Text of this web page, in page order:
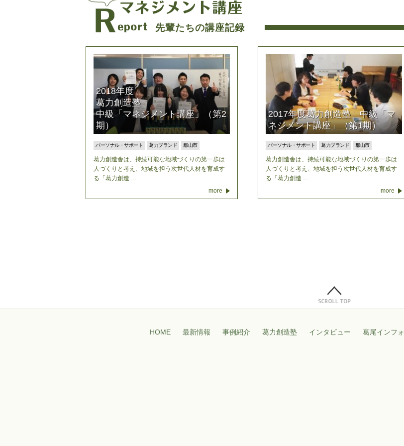
先輩たちの講座記録
2018年度
葛力創造塾
中級「マネジメント講座」（第2
期）
パーソナル・サポート 葛力ブランド 郡山市
葛力創造舎は、持続可能な地域づくりの第一歩は
人づくりと考え、地域を担う次世代人材を育成す
る「葛力創造 …
more
2017年度葛力創造塾 中級「マ
ネジメント講座」（第1期）
パーソナル・サポート 葛力ブランド 郡山市
葛力創造舎は、持続可能な地域づくりの第一歩は
人づくりと考え、地域を担う次世代人材を育成す
る「葛力創造 …
more
HOME 最新情報 事例紹介 葛力創造塾 インタビュー 葛尾インフォ